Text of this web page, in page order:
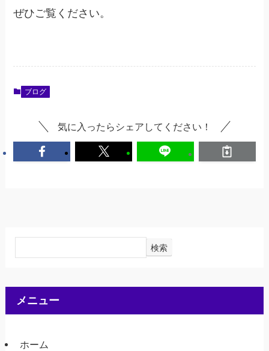
ぜひご覧ください。
ブログ
気に入ったらシェアしてください！
検索
メニュー
ホーム